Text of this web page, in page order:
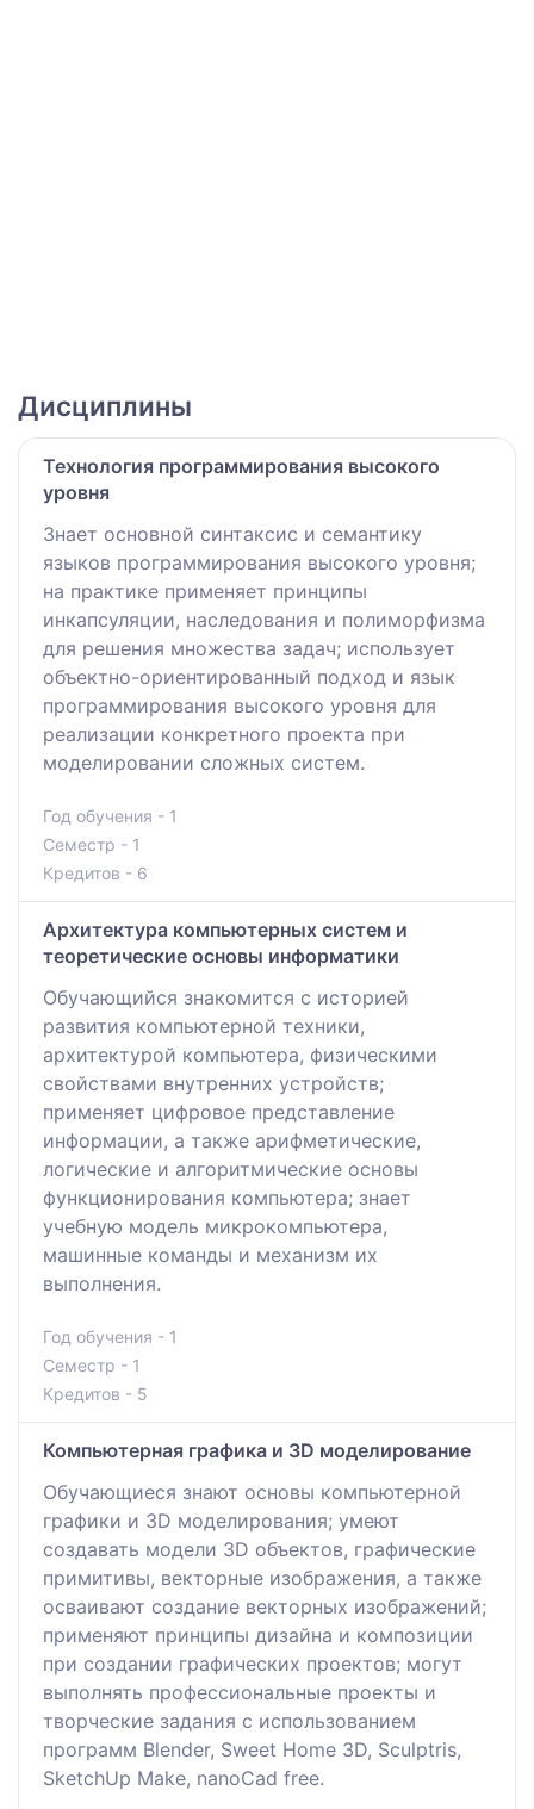
Дисциплины
Технология программирования высокого
уровня
Знает основной синтаксис и семантику
языков программирования высокого уровня;
на практике применяет принципы
инкапсуляции, наследования и полиморфизма
для решения множества задач; использует
объектно-ориентированный подход и язык
программирования высокого уровня для
реализации конкретного проекта при
моделировании сложных систем.
Год обучения - 1
Семестр - 1
Кредитов - 6
Архитектура компьютерных систем и
теоретические основы информатики
Обучающийся знакомится с историей
развития компьютерной техники,
архитектурой компьютера, физическими
свойствами внутренних устройств;
применяет цифровое представление
информации, а также арифметические,
логические и алгоритмические основы
функционирования компьютера; знает
учебную модель микрокомпьютера,
машинные команды и механизм их
выполнения.
Год обучения - 1
Семестр - 1
Кредитов - 5
Компьютерная графика и 3D моделирование
Обучающиеся знают основы компьютерной
графики и 3D моделирования; умеют
создавать модели 3D объектов, графические
примитивы, векторные изображения, а также
осваивают создание векторных изображений;
применяют принципы дизайна и композиции
при создании графических проектов; могут
выполнять профессиональные проекты и
творческие задания с использованием
программ Blender, Sweet Home 3D, Sculptris,
SketchUp Make, nanoCad free.